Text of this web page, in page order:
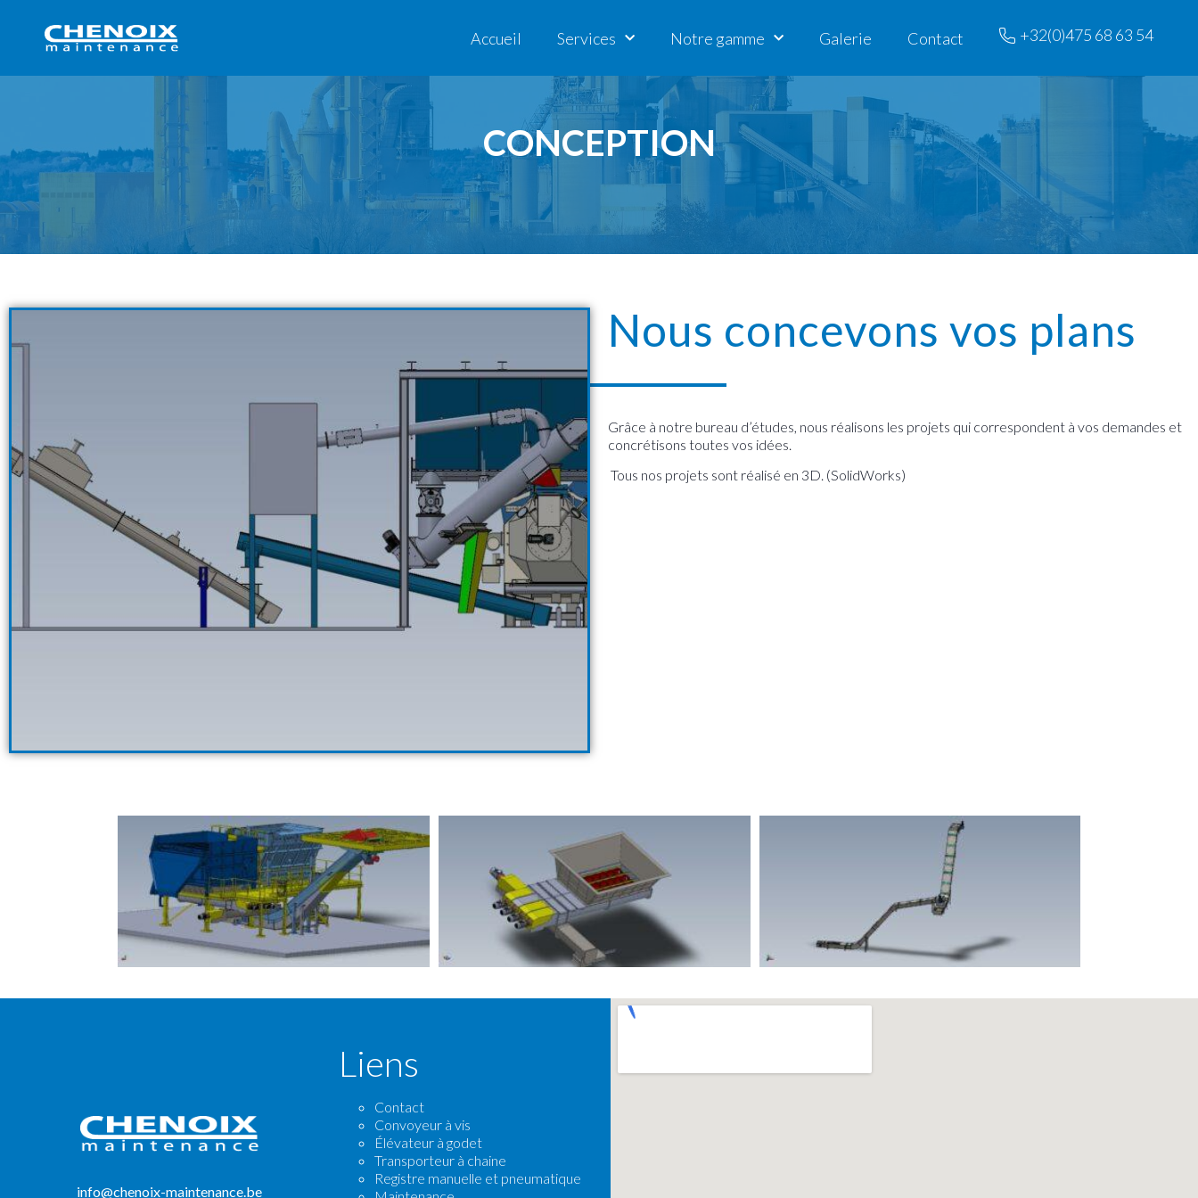
Accueil Services Notre gamme Galerie Contact +32(0)475 68 63 54
CONCEPTION
Nous concevons vos plans
Grâce à notre bureau d’études, nous réalisons les projets qui correspondent à vos demandes et
concrétisons toutes vos idées.
Tous nos projets sont réalisé en 3D. (SolidWorks)
info@chenoix-maintenance.be
Liens
Contact
Convoyeur à vis
Élévateur à godet
Transporteur à chaine
Registre manuelle et pneumatique